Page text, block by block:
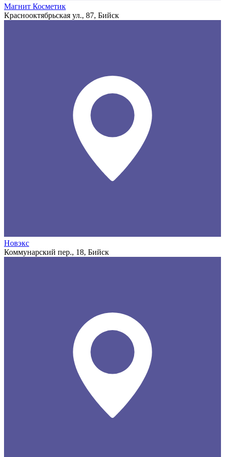
Магнит Косметик
Краснооктябрьская ул., 87, Бийск
Новэкс
Коммунарский пер., 18, Бийск